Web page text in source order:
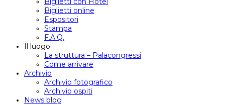
Biglietti online
Espositori
Stampa
F.A.Q.
Il luogo
La struttura – Palacongressi
Come arrivare
Archivio
Archivio fotografico
Archivio ospiti
News blog